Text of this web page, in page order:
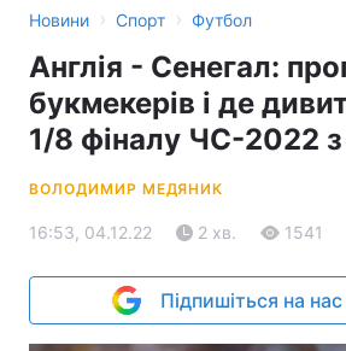
Новини › Спорт › Футбол
Англія - Сенегал:
букмекерів і де
1/8 фіналу ЧС-2022
ВОЛОДИМИР МЕДЯНИК
16:53, 04.12.22 2 хв. 1541
Підпишіться на